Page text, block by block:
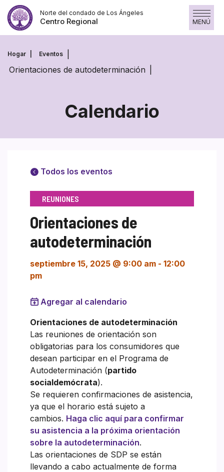
Saltar
contenido
Norte del condado de Los Ángeles
Centro Regional MENÚ
Hogar Eventos
Orientaciones de autodeterminación
Calendario
Todos los eventos
REUNIONES
Orientaciones de
autodeterminación
septiembre 15, 2025 @ 9:00 am - 12:00
pm
Agregar al calendario
Orientaciones de autodeterminación
Las reuniones de orientación son
obligatorias para los consumidores que
desean participar en el Programa de
Autodeterminación (partido
socialdemócrata).
Se requieren confirmaciones de asistencia,
ya que el horario está sujeto a
cambios. Haga clic aquí para confirmar
su asistencia a la próxima orientación
sobre la autodeterminación.
Las orientaciones de SDP se están
llevando a cabo actualmente de forma